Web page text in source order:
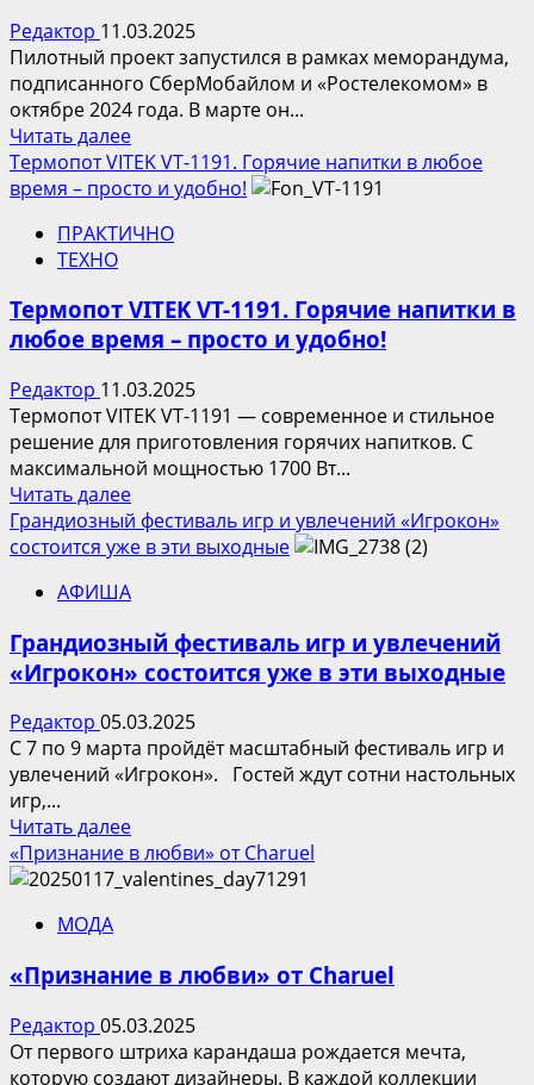
безупречная
функциональность
Редактор 11.03.2025
Пилотный проект запустился в рамках меморандума,
подписанного СберМобайлом и «Ростелекомом» в
октябре 2024 года. В марте он...
Читать далееПрочитать
больше
о
—
интернета
на
«Ростелекома»
Термопот VITEK VT-1191. Горячие напитки в любое
время – просто и удобно!
ПРАКТИЧНО
ТЕХНО
Термопот VITEK VT-1191. Горячие напитки в
любое время – просто и удобно!
Редактор 11.03.2025
Термопот VITEK VT-1191 — современное и стильное
решение для приготовления горячих напитков. С
максимальной мощностью 1700 Вт...
Читать далееПрочитать
больше
о
VITEK
1191.
Горячие
в
любое
время
просто
и
удобно!
Грандиозный фестиваль игр и увлечений «Игрокон»
состоится уже в эти выходные
АФИША
Грандиозный фестиваль игр и увлечений
«Игрокон» состоится уже в эти выходные
Редактор 05.03.2025
С 7 по 9 марта пройдёт масштабный фестиваль игр и
увлечений «Игрокон». Гостей ждут сотни настольных
игр,...
Читать далееПрочитать
больше
о
и
«Игрокон»
состоится
«Признание в любви» от Charuel
МОДА
«Признание в любви» от Charuel
Редактор 05.03.2025
От первого штриха карандаша рождается мечта,
которую создают дизайнеры. В каждой коллекции